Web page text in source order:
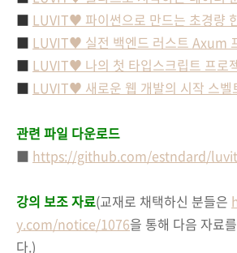
■ LUVIT♥ 파이썬으로 만드는 초경량
■ LUVIT♥ 실전 백엔드 러스트 Axum
■ LUVIT♥ 나의 첫 타입스크립트 프로
■ LUVIT♥ 새로운 웹 개발의 시작 스벨
관련 파일 다운로드
■ https://github.com/estndard/
강의 보조 자료(교재로 채택하신 분들은
y.com/notice/1076을 통해 다음 자료
다.)